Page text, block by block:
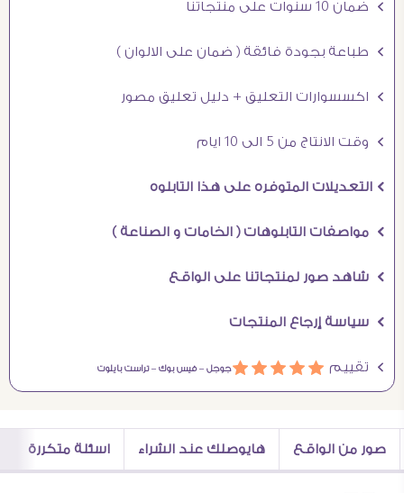
Ö ضمان 10 سنوات على منتجاتنا
Ö طباعة بجودة فائقة ( ضمان على الالوان )
Ö اكسسوارات التعليق + دليل تعليق مصور
Ö وقت الانتاج من 5 الى 10 ايام
Ö التعديلات المتوفره على هذا التابلوه
Ö مواصفات التابلوهات ( الخامات و الصناعة )
Ö شاهد صور لمنتجاتنا على الواقع
Ö سياسة إرجاع المنتجات
Ö تقييم áááááجوجل –فيس بوك –تراست بايلوت
صور من الواقع هايوصلك عند الشراء اسئلة متكررة